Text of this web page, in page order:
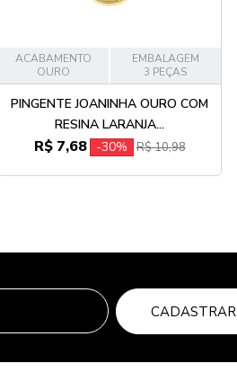
ACABAMENTO
OURO
EMBALAGEM
3 PEÇAS
PINGENTE JOANINHA OURO COM
RESINA LARANJA...
R$ 7,68 -30% R$ 10,98
CADASTRAR